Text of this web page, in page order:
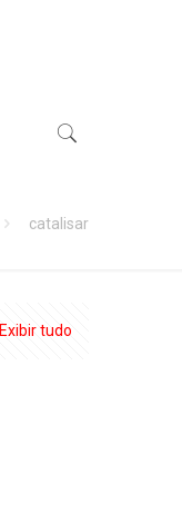
catalisar
Exibir tudo